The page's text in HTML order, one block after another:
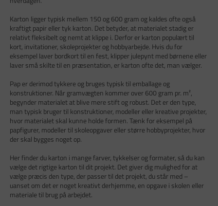
Karton ligger typisk mellem 150 og 600 gram og kaldes ofte også
kraftigt papir eller tyk karton. Det betyder, at materialet stadig er
relativt fleksibelt og nemt at klippe i. Derfor er karton populært til
kort, invitationer, skoleprojekter og hobbyarbejde. Hvis du for
eksempel laver bordkort til en fest, klipper julepynt med børnene eller
laver små skilte til en præsentation, er karton ofte det, man vælger.
Pap er derimod tykkere og bruges typisk til emballage og
konstruktioner. Når gramvægten kommer over 600 gram pr. m²,
begynder materialet at blive mere stift og robust. Det er den type,
man typisk bruger til konstruktioner, modeller eller kreative projekter,
hvor materialet skal kunne holde formen. Tænk for eksempel på
papfigurer, modeller til skoleopgaver eller større hobbyprojekter, hvor
der skal bygges noget op.
Her finder du karton i mange farver, tykkelser og formater, så du kan
vælge det rigtige karton til dit projekt. Det giver dig mulighed for at
vælge præcis den type, der passer til det projekt, du står med –
uanset om det er noget kreativt derhjemme, en opgave i skolen eller
materiale til brug på arbejdet.